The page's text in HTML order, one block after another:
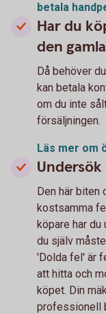
betala
Har du
den
Då behöver
kan betala
om du inte
försäljningen.
Läs mer om
Den här biten
kostsamma
köpare har
du själv
'Dolda fel' är
att hitta och
köpet. Din
professionell